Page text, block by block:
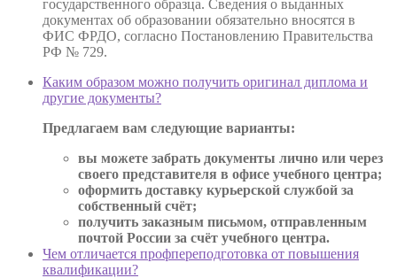
государственного образца. Сведения о выданных
документах об образовании обязательно вносятся в
ФИС ФРДО, согласно Постановлению Правительства
РФ № 729.
Каким образом можно получить оригинал диплома и
другие документы?
Предлагаем вам следующие варианты:
вы можете забрать документы лично или через
своего представителя в офисе учебного центра;
оформить доставку курьерской службой за
собственный счёт;
получить заказным письмом, отправленным
почтой России за счёт учебного центра.
Чем отличается профпереподготовка от повышения
квалификации?